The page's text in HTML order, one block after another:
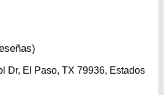
Dr, El Paso, TX 79936, Estados